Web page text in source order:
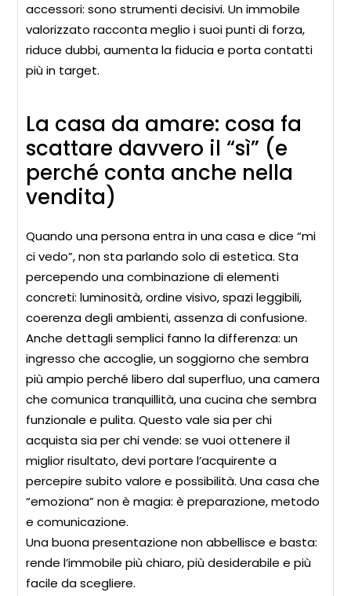
accessori: sono strumenti decisivi. Un immobile
valorizzato racconta meglio i suoi punti di forza,
riduce dubbi, aumenta la fiducia e porta contatti
più in target.
La casa da amare: cosa fa
scattare davvero il “sì” (e
perché conta anche nella
vendita)
Quando una persona entra in una casa e dice “mi
ci vedo”, non sta parlando solo di estetica. Sta
percependo una combinazione di elementi
concreti: luminosità, ordine visivo, spazi leggibili,
coerenza degli ambienti, assenza di confusione.
Anche dettagli semplici fanno la differenza: un
ingresso che accoglie, un soggiorno che sembra
più ampio perché libero dal superfluo, una camera
che comunica tranquillità, una cucina che sembra
funzionale e pulita. Questo vale sia per chi
acquista sia per chi vende: se vuoi ottenere il
miglior risultato, devi portare l’acquirente a
percepire subito valore e possibilità. Una casa che
“emoziona” non è magia: è preparazione, metodo
e comunicazione.
Una buona presentazione non abbellisce e basta:
rende l’immobile più chiaro, più desiderabile e più
facile da scegliere.